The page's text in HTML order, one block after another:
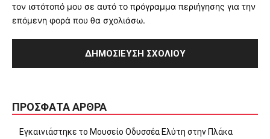
τον ιστότοπό μου σε αυτό το πρόγραμμα περιήγησης για την
επόμενη φορά που θα σχολιάσω.
ΠΡΌΣΦΑΤΑ ΆΡΘΡΑ
Εγκαινιάστηκε το Μουσείο Οδυσσέα Ελύτη στην Πλάκα